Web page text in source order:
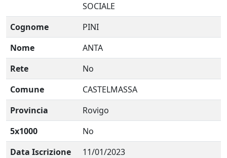
SOCIALE
Cognome
PINI
Nome
ANTA
Rete
No
Comune
CASTELMASSA
Provincia
Rovigo
5x1000
No
Data Iscrizione
11/01/2023